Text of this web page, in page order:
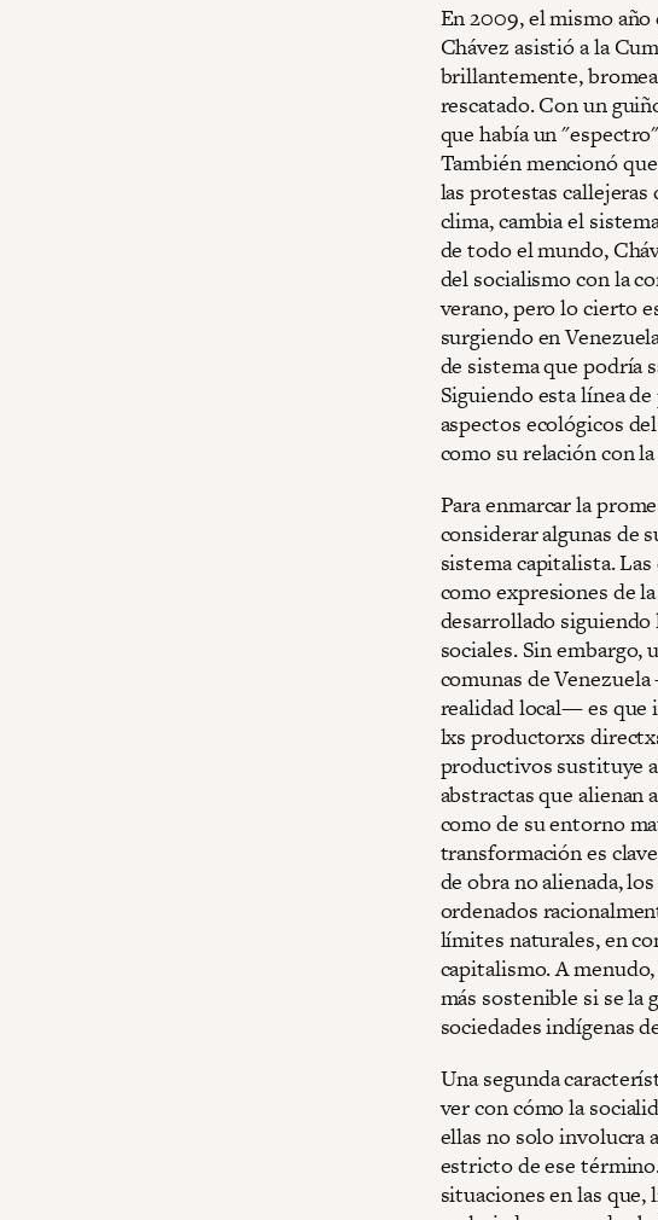
En 2009, el mismo
Chávez asistió a la
brillantemente,
rescatado. Con un
que había un
También mencionó
las protestas
clima, cambia el
de todo el mundo,
del socialismo con la
verano, pero lo cierto
surgiendo en
de sistema que podría
Siguiendo esta línea
aspectos ecológicos
como su relación con
Para enmarcar la
considerar algunas de
sistema capitalista.
como expresiones de
desarrollado siguiendo
sociales. Sin embargo,
comunas de
realidad local— es que
lxs productorxs
productivos sustituye
abstractas que alienan
como de su entorno
transformación es
de obra no alienada,
ordenados
límites naturales, en
capitalismo. A
más sostenible si se la
sociedades indígenas
Una segunda
ver con cómo la
ellas no solo involucra
estricto de ese
situaciones en las